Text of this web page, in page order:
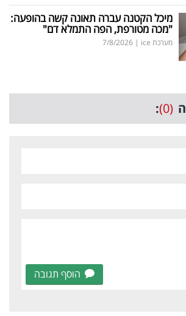
מיכל הקטנה עברה תאונה קשה בהופעה:
"מכה מטורפת, הפה התמלא דם"
מערכת ice |
7/8/2026
(0)
:
הוסף תגובה